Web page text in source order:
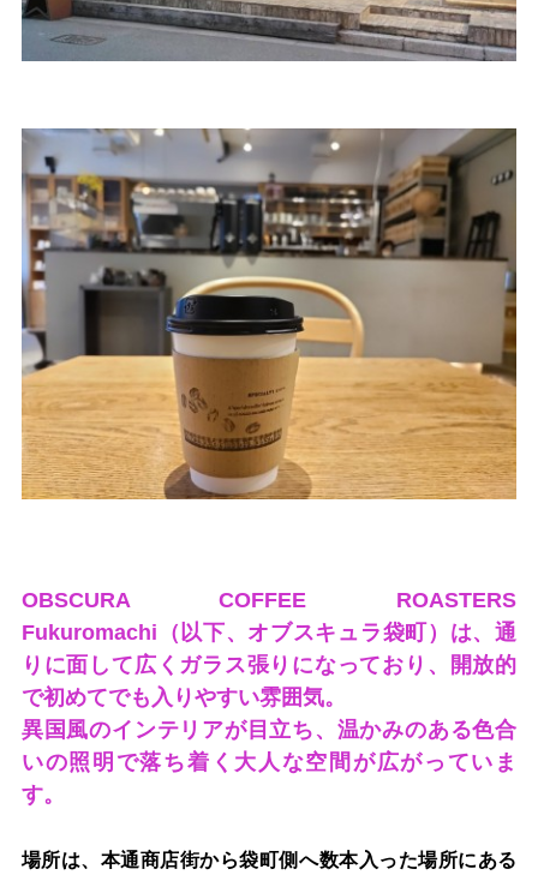
OBSCURA COFFEE ROASTERS
Fukuromachi（以下、オブスキュラ袋町）は、通
りに面して広くガラス張りになっており、開放的
で初めてでも入りやすい雰囲気。
異国風のインテリアが目立ち、温かみのある色合
いの照明で落ち着く大人な空間が広がっていま
す。
場所は、本通商店街から袋町側へ数本入った場所にある